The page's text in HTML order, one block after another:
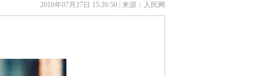
2016年07月27日 15:26:50 | 来源：人民网